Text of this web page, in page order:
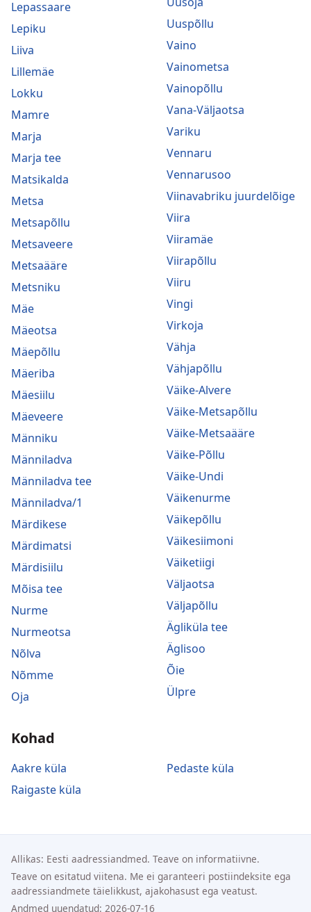
Lepassaare
Lepiku
Liiva
Lillemäe
Lokku
Mamre
Marja
Marja tee
Matsikalda
Metsa
Metsapõllu
Metsaveere
Metsaääre
Metsniku
Mäe
Mäeotsa
Mäepõllu
Mäeriba
Mäesiilu
Mäeveere
Männiku
Männiladva
Männiladva tee
Männiladva/1
Märdikese
Märdimatsi
Märdisiilu
Mõisa tee
Nurme
Nurmeotsa
Nõlva
Nõmme
Oja
Uuspõllu
Vaino
Vainometsa
Vainopõllu
Vana-Väljaotsa
Variku
Vennaru
Vennarusoo
Viinavabriku juurdelõige
Viira
Viiramäe
Viirapõllu
Viiru
Vingi
Virkoja
Vähja
Vähjapõllu
Väike-Alvere
Väike-Metsapõllu
Väike-Metsaääre
Väike-Põllu
Väike-Undi
Väikenurme
Väikepõllu
Väikesiimoni
Väiketiigi
Väljaotsa
Väljapõllu
Ägliküla tee
Äglisoo
Õie
Ülpre
Kohad
Aakre küla
Raigaste küla
Pedaste küla
Allikas: Eesti aadressiandmed. Teave on informatiivne.
Teave on esitatud viitena. Me ei garanteeri postiindeksite ega
aadressiandmete täielikkust, ajakohasust ega veatust.
Andmed uuendatud: 2026-07-16